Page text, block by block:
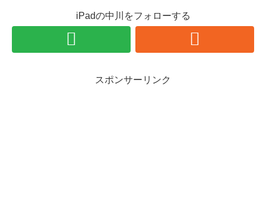
iPadの中川をフォローする
スポンサーリンク